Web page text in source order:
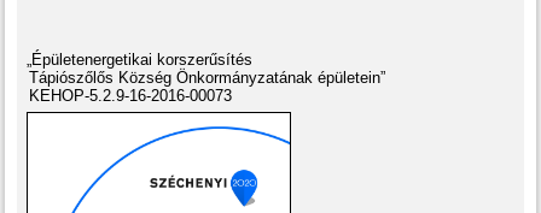
„Épületenergetikai korszerűsítés
Tápiószőlős Község Önkormányzatának épületein”
KEHOP-5.2.9-16-2016-00073